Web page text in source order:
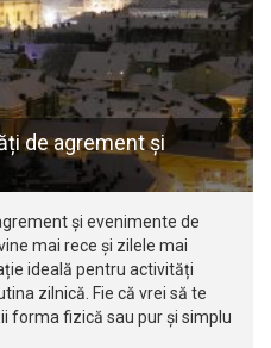
de agrement și
și evenimente de
mai rece și zilele mai
ideală pentru activități
zilnică. Fie că vrei să te
forma fizică sau pur și simplu